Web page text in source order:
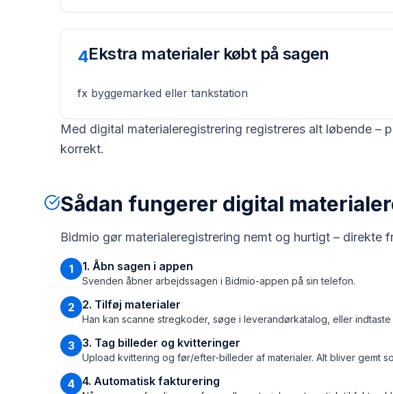
4Ekstra materialer købt på sagen
fx byggemarked eller tankstation
Med digital materialeregistrering registreres alt løbende –
korrekt.
Sådan fungerer digital
Bidmio gør materialeregistrering nemt og hurtigt – direkte
1 1. Åbn sagen i appen
Svenden åbner arbejdssagen i Bidmio-appen på sin telefon.
2 2. Tilføj materialer
Han kan scanne stregkoder, søge i leverandørkatalog, eller
3 3. Tag billeder og kvitteringer
Upload kvittering og før/efter-billeder af materialer. Alt bliver gemt
4 4. Automatisk fakturering